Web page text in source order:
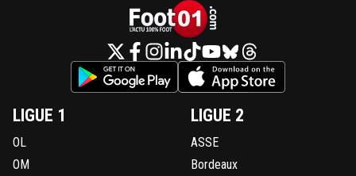
LIGUE 1
OL
OM
LIGUE 2
ASSE
Bordeaux